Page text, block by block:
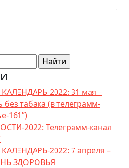
2022: 31 мая –
табака (в телеграмм-
161”)
2022: Телеграмм-канал
2022: 7 апреля –
ЗДОРОВЬЯ